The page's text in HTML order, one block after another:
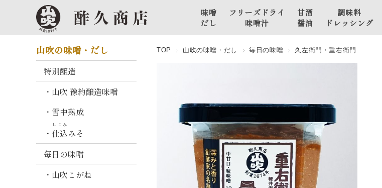
味噌
だし
別
豫
約
醸
造
味
噌
フリーズドライ
味噌汁
フリーズドライ味噌汁
甘酒
醤油
酒
調味料
ドレッシング
TOP 山吹の味噌・だし 毎日の味噌 久左衛門・重右衛門
山吹の味噌・だし
特別醸造
・山吹 豫約醸造味噌
・雪中熟成
・ 仕込
しこみ
みそ
毎日の味噌
・山吹こがね